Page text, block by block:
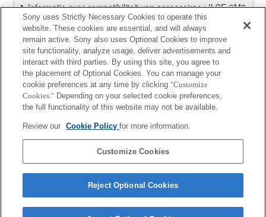
Informatie over compatibiliteit van accessoires : ILCE-9M3
Lenskiezer
Een aanbevolen lens selecteren voor de foto's die je wilt maken
Schoenadapter
Volledig compatibel
ADP-MAA
Sony uses Strictly Necessary Cookies to operate this
website. These cookies are essential, and will always
remain active. Sony also uses Optional Cookies to improve
site functionality, analyze usage, deliver advertisements and
interact with third parties. By using this site, you agree to
the placement of Optional Cookies. You can manage your
cookie preferences at any time by clicking "Customize
Cookies." Depending on your selected cookie preferences,
the full functionality of this website may not be available.
Review our Cookie Policyfor more information.
Customize Cookies
Reject Optional Cookies